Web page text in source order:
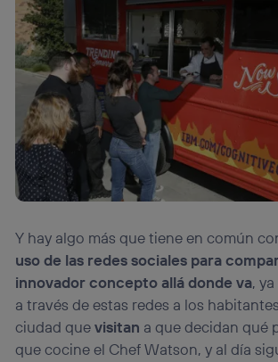
Y hay algo más que tiene en común
uso de las redes sociales para
innovador concepto allá donde va,
a través de estas redes a los
ciudad quevisitan a que decidan qué
que cocine el Chef Watson, y al día